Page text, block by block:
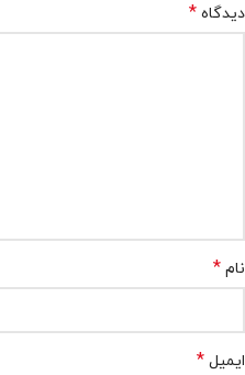
دیدگاه *
نام *
ایمیل *